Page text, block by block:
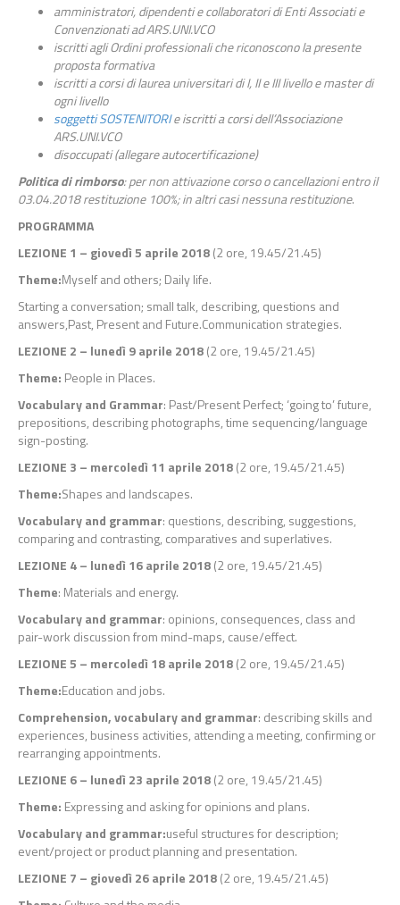
amministratori, dipendenti e collaboratori di Enti Associati e
Convenzionati ad ARS.UNI.VCO
iscritti agli Ordini professionali che riconoscono la presente
proposta formativa
iscritti a corsi di laurea universitari di I, II e III livello e master di
ogni livello
soggetti SOSTENITORIe iscritti a corsi dell’Associazione
ARS.UNI.VCO
disoccupati (allegare autocertificazione)
Politica di rimborso: per non attivazione corso o cancellazioni entro il
03.04.2018 restituzione 100%; in altri casi nessuna restituzione.
PROGRAMMA
LEZIONE 1 – giovedì 5 aprile 2018(2 ore, 19.45/21.45)
Theme:Myself and others; Daily life.
Starting a conversation; small talk, describing, questions and
answers,Past, Present and Future.Communication strategies.
LEZIONE 2 – lunedì 9 aprile 2018(2 ore, 19.45/21.45)
Theme: People in Places.
Vocabulary and Grammar: Past/Present Perfect; ‘going to’ future,
prepositions, describing photographs, time sequencing/language
sign-posting.
LEZIONE 3 – mercoledì 11 aprile 2018(2 ore, 19.45/21.45)
Theme:Shapes and landscapes.
Vocabulary and grammar: questions, describing, suggestions,
comparing and contrasting, comparatives and superlatives.
LEZIONE 4 – lunedì 16 aprile 2018(2 ore, 19.45/21.45)
Theme: Materials and energy.
Vocabulary and grammar: opinions, consequences, class and
pair-work discussion from mind-maps, cause/effect.
LEZIONE 5 – mercoledì 18 aprile 2018(2 ore, 19.45/21.45)
Theme:Education and jobs.
Comprehension, vocabulary and grammar: describing skills and
experiences, business activities, attending a meeting, confirming or
rearranging appointments.
LEZIONE 6 – lunedì 23 aprile 2018(2 ore, 19.45/21.45)
Theme: Expressing and asking for opinions and plans.
Vocabulary and grammar:useful structures for description;
event/project or product planning and presentation.
LEZIONE 7 – giovedì 26 aprile 2018(2 ore, 19.45/21.45)